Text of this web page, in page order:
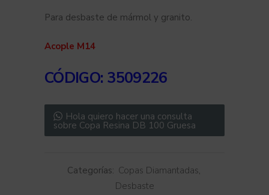
Para desbaste de mármol y granito.
Acople M14
CÓDIGO: 3509226
Hola quiero hacer una consulta
sobre Copa Resina DB 100 Gruesa
Categorías: Copas Diamantadas,
Desbaste